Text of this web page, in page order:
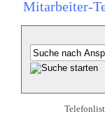
Mitarbeiter-